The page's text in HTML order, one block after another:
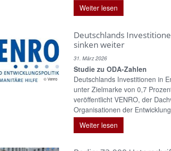
Weiter lesen
© Venro
Deutschlands
sinken weiter
31. März 2026
Studie zu ODA-Zahlen
Deutschlands Investitionen in
unter Zielmarke von 0,7
veröffentlicht VENRO, der
Organisationen der
Weiter lesen